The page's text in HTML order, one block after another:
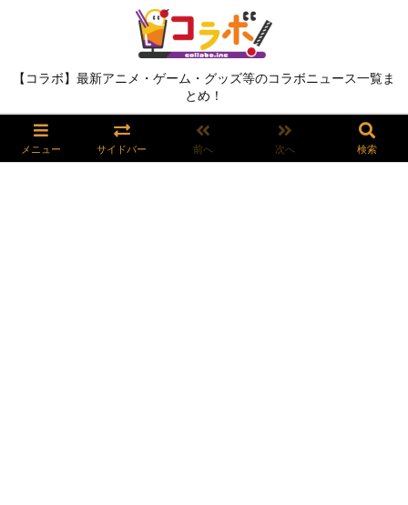
【コラボ】最新アニメ・ゲーム・グッズ等のコラボニュース一覧ま
とめ！
メニュー サイドバー 前へ 次へ 検索